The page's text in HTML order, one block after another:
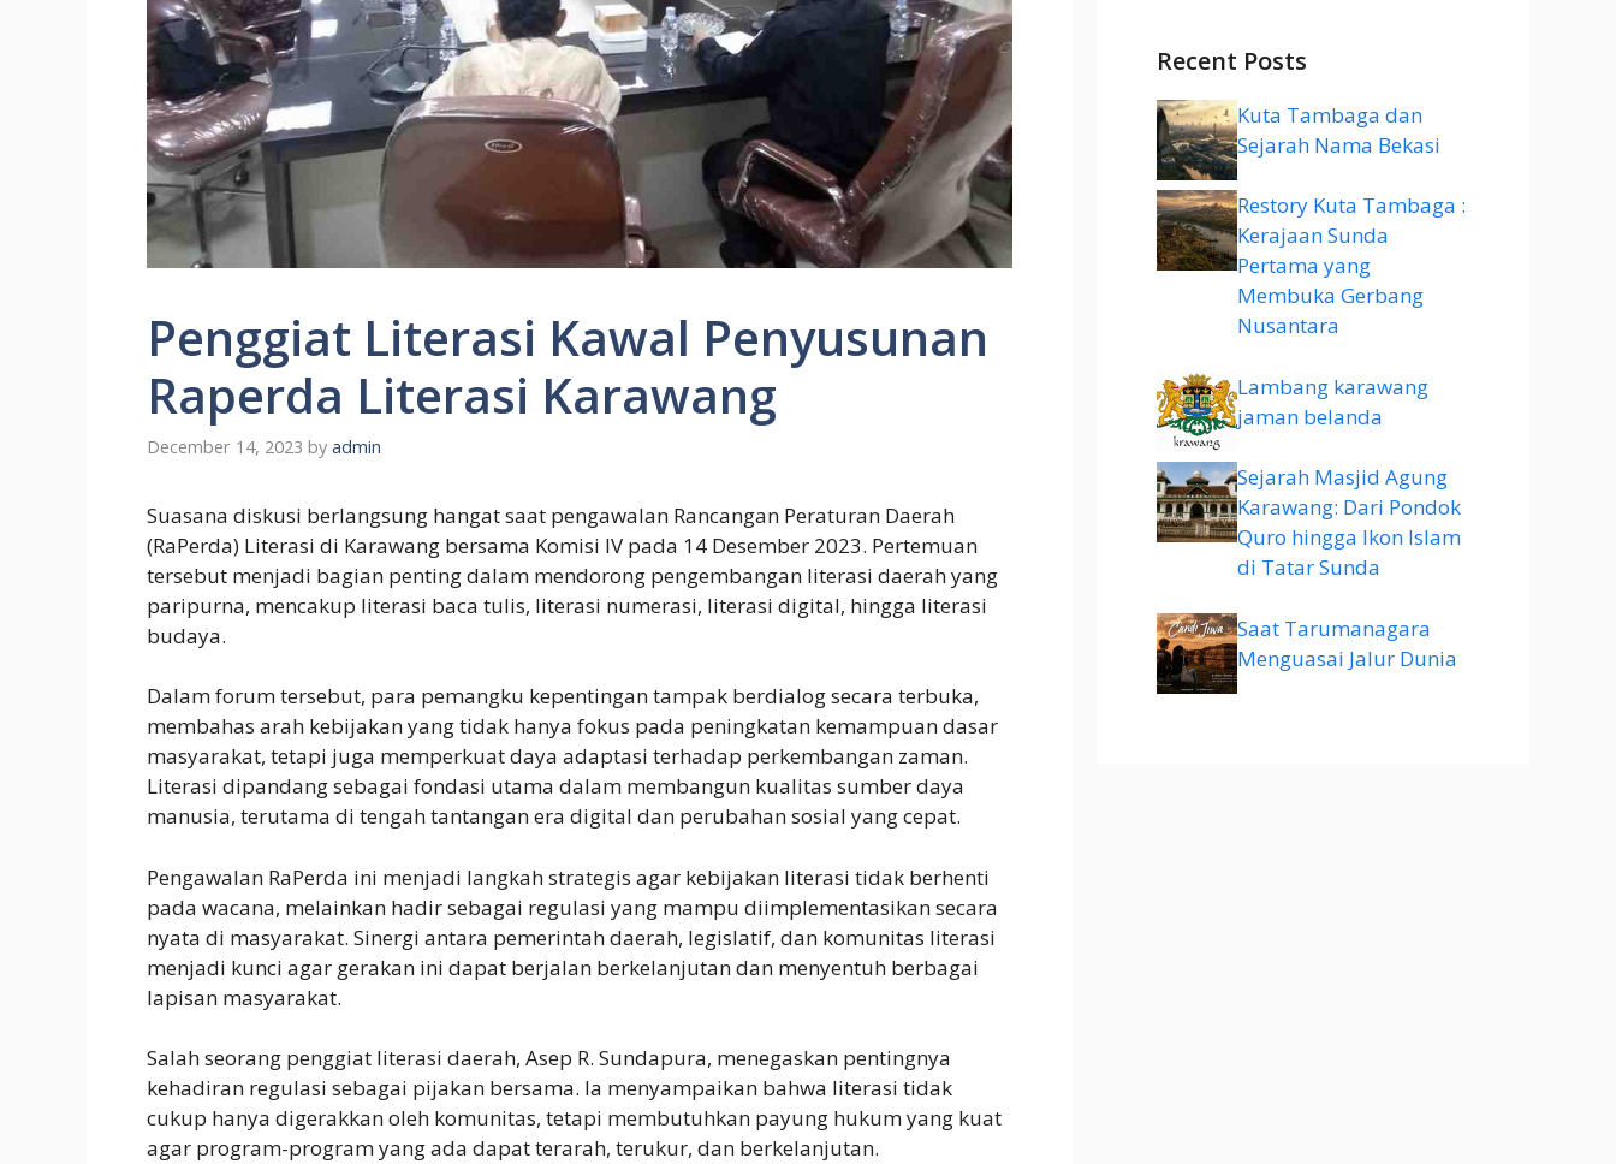
Penggiat Literasi Kawal Penyusunan
Raperda Literasi Karawang
December 14, 2023 by admin
Suasana diskusi berlangsung hangat saat pengawalan Rancangan Peraturan Daerah
(RaPerda) Literasi di Karawang bersama Komisi IV pada 14 Desember 2023. Pertemuan
tersebut menjadi bagian penting dalam mendorong pengembangan literasi daerah yang
paripurna, mencakup literasi baca tulis, literasi numerasi, literasi digital, hingga literasi
budaya.
Dalam forum tersebut, para pemangku kepentingan tampak berdialog secara terbuka,
membahas arah kebijakan yang tidak hanya fokus pada peningkatan kemampuan dasar
masyarakat, tetapi juga memperkuat daya adaptasi terhadap perkembangan zaman.
Literasi dipandang sebagai fondasi utama dalam membangun kualitas sumber daya
manusia, terutama di tengah tantangan era digital dan perubahan sosial yang cepat.
Pengawalan RaPerda ini menjadi langkah strategis agar kebijakan literasi tidak berhenti
pada wacana, melainkan hadir sebagai regulasi yang mampu diimplementasikan secara
nyata di masyarakat. Sinergi antara pemerintah daerah, legislatif, dan komunitas literasi
menjadi kunci agar gerakan ini dapat berjalan berkelanjutan dan menyentuh berbagai
lapisan masyarakat.
Salah seorang penggiat literasi daerah, Asep R. Sundapura, menegaskan pentingnya
kehadiran regulasi sebagai pijakan bersama. Ia menyampaikan bahwa literasi tidak
cukup hanya digerakkan oleh komunitas, tetapi membutuhkan payung hukum yang kuat
agar program-program yang ada dapat terarah, terukur, dan berkelanjutan.
Recent Posts
Kuta Tambaga dan
Sejarah Nama Bekasi
Restory Kuta Tambaga :
Kerajaan Sunda
Pertama yang
Membuka Gerbang
Nusantara
Lambang karawang
jaman belanda
Sejarah Masjid Agung
Karawang: Dari Pondok
Quro hingga Ikon Islam
di Tatar Sunda
Saat Tarumanagara
Menguasai Jalur Dunia